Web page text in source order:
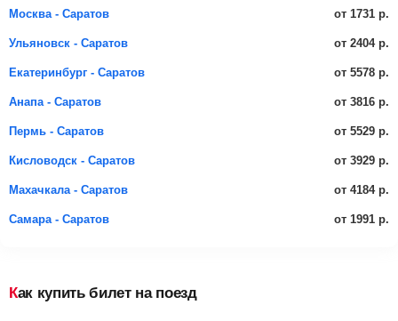
Москва - Саратов от 1731 р.
Ульяновск - Саратов от 2404 р.
Екатеринбург - Саратов от 5578 р.
Анапа - Саратов от 3816 р.
Пермь - Саратов от 5529 р.
Кисловодск - Саратов от 3929 р.
Махачкала - Саратов от 4184 р.
Самара - Саратов от 1991 р.
Как купить билет на поезд